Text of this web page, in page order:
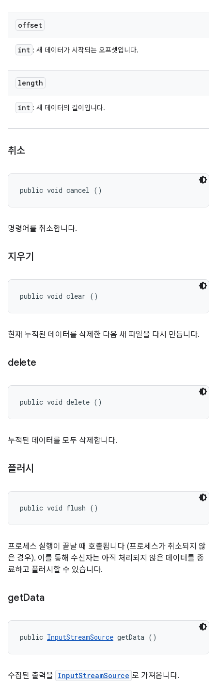
offset
int : 새 데이터가 시작되는 오프셋입니다.
length
int : 새 데이터의 길이입니다.
취소
public void cancel ()
명령어를 취소합니다.
지우기
public void clear ()
현재 누적된 데이터를 삭제한 다음 새 파일을 다시 만듭니다.
delete
public void delete ()
누적된 데이터를 모두 삭제합니다.
플러시
public void flush ()
프로세스 실행이 끝날 때 호출됩니다 (프로세스가 취소되지 않
은 경우). 이를 통해 수신자는 아직 처리되지 않은 데이터를 종
료하고 플러시할 수 있습니다.
getData
public InputStreamSource getData ()
수집된 출력을 InputStreamSource 로 가져옵니다.